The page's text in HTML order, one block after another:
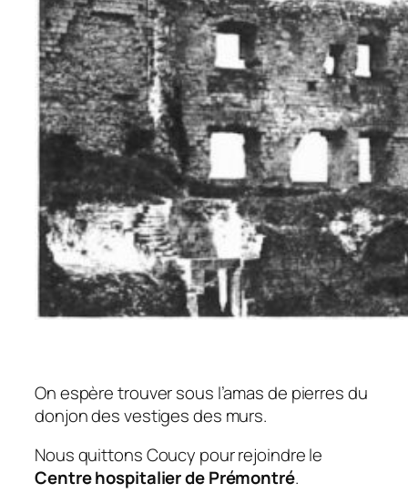
On espère trouver sous l’amas de pierres du
donjon des vestiges des murs.
Nous quittons Coucy pour rejoindre le
Centre hospitalier de Prémontré.